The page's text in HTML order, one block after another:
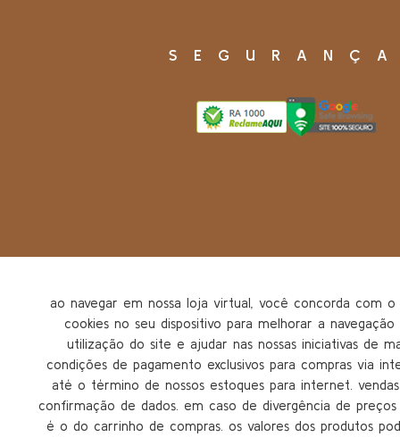
ao navegar em nossa loja virtual, você concorda com
cookies no seu dispositivo para melhorar a
utilização do site e ajudar nas nossas iniciativas de
condições de pagamento exclusivos para compras via
até o término de nossos estoques para internet.
confirmação de dados. em caso de divergência de
é o do carrinho de compras. os valores dos produtos